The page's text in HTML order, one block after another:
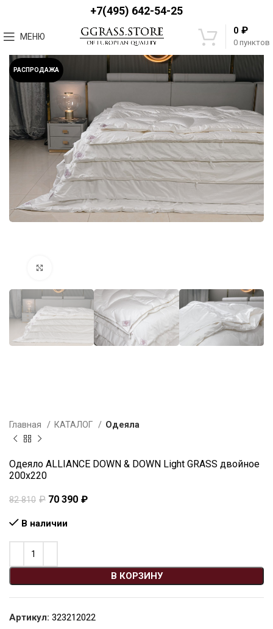
+7(495) 642-54-25
МЕНЮ
0 пунктов
0 ₽
РАСПРОДАЖА
Главная КАТАЛОГ Одеяла
Одеяло ALLIANCE DOWN & DOWN Light GRASS двойное
200х220
82 810 ₽ 70 390 ₽
В наличии
В КОРЗИНУ
Артикул: 323212022